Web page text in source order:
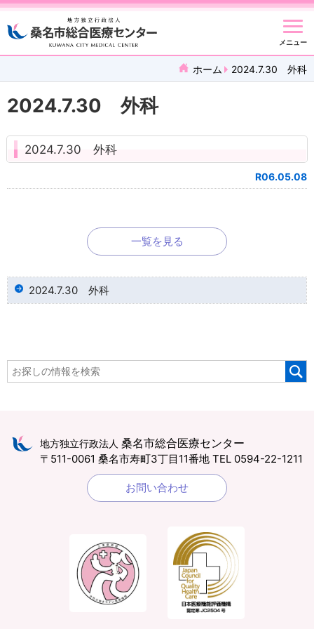
メニュー
ホーム 2024.7.30 外科
2024.7.30 外科
2024.7.30 外科
R06.05.08
一覧を見る
2024.7.30 外科
地方独立行政法人 桑名市総合医療センター
〒511-0061 桑名市寿町3丁目11番地 TEL 0594-22-1211
お問い合わせ